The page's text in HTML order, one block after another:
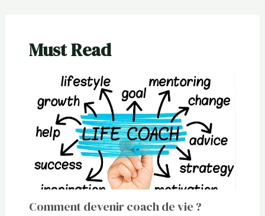
Must Read
Comment devenir coach de vie ?